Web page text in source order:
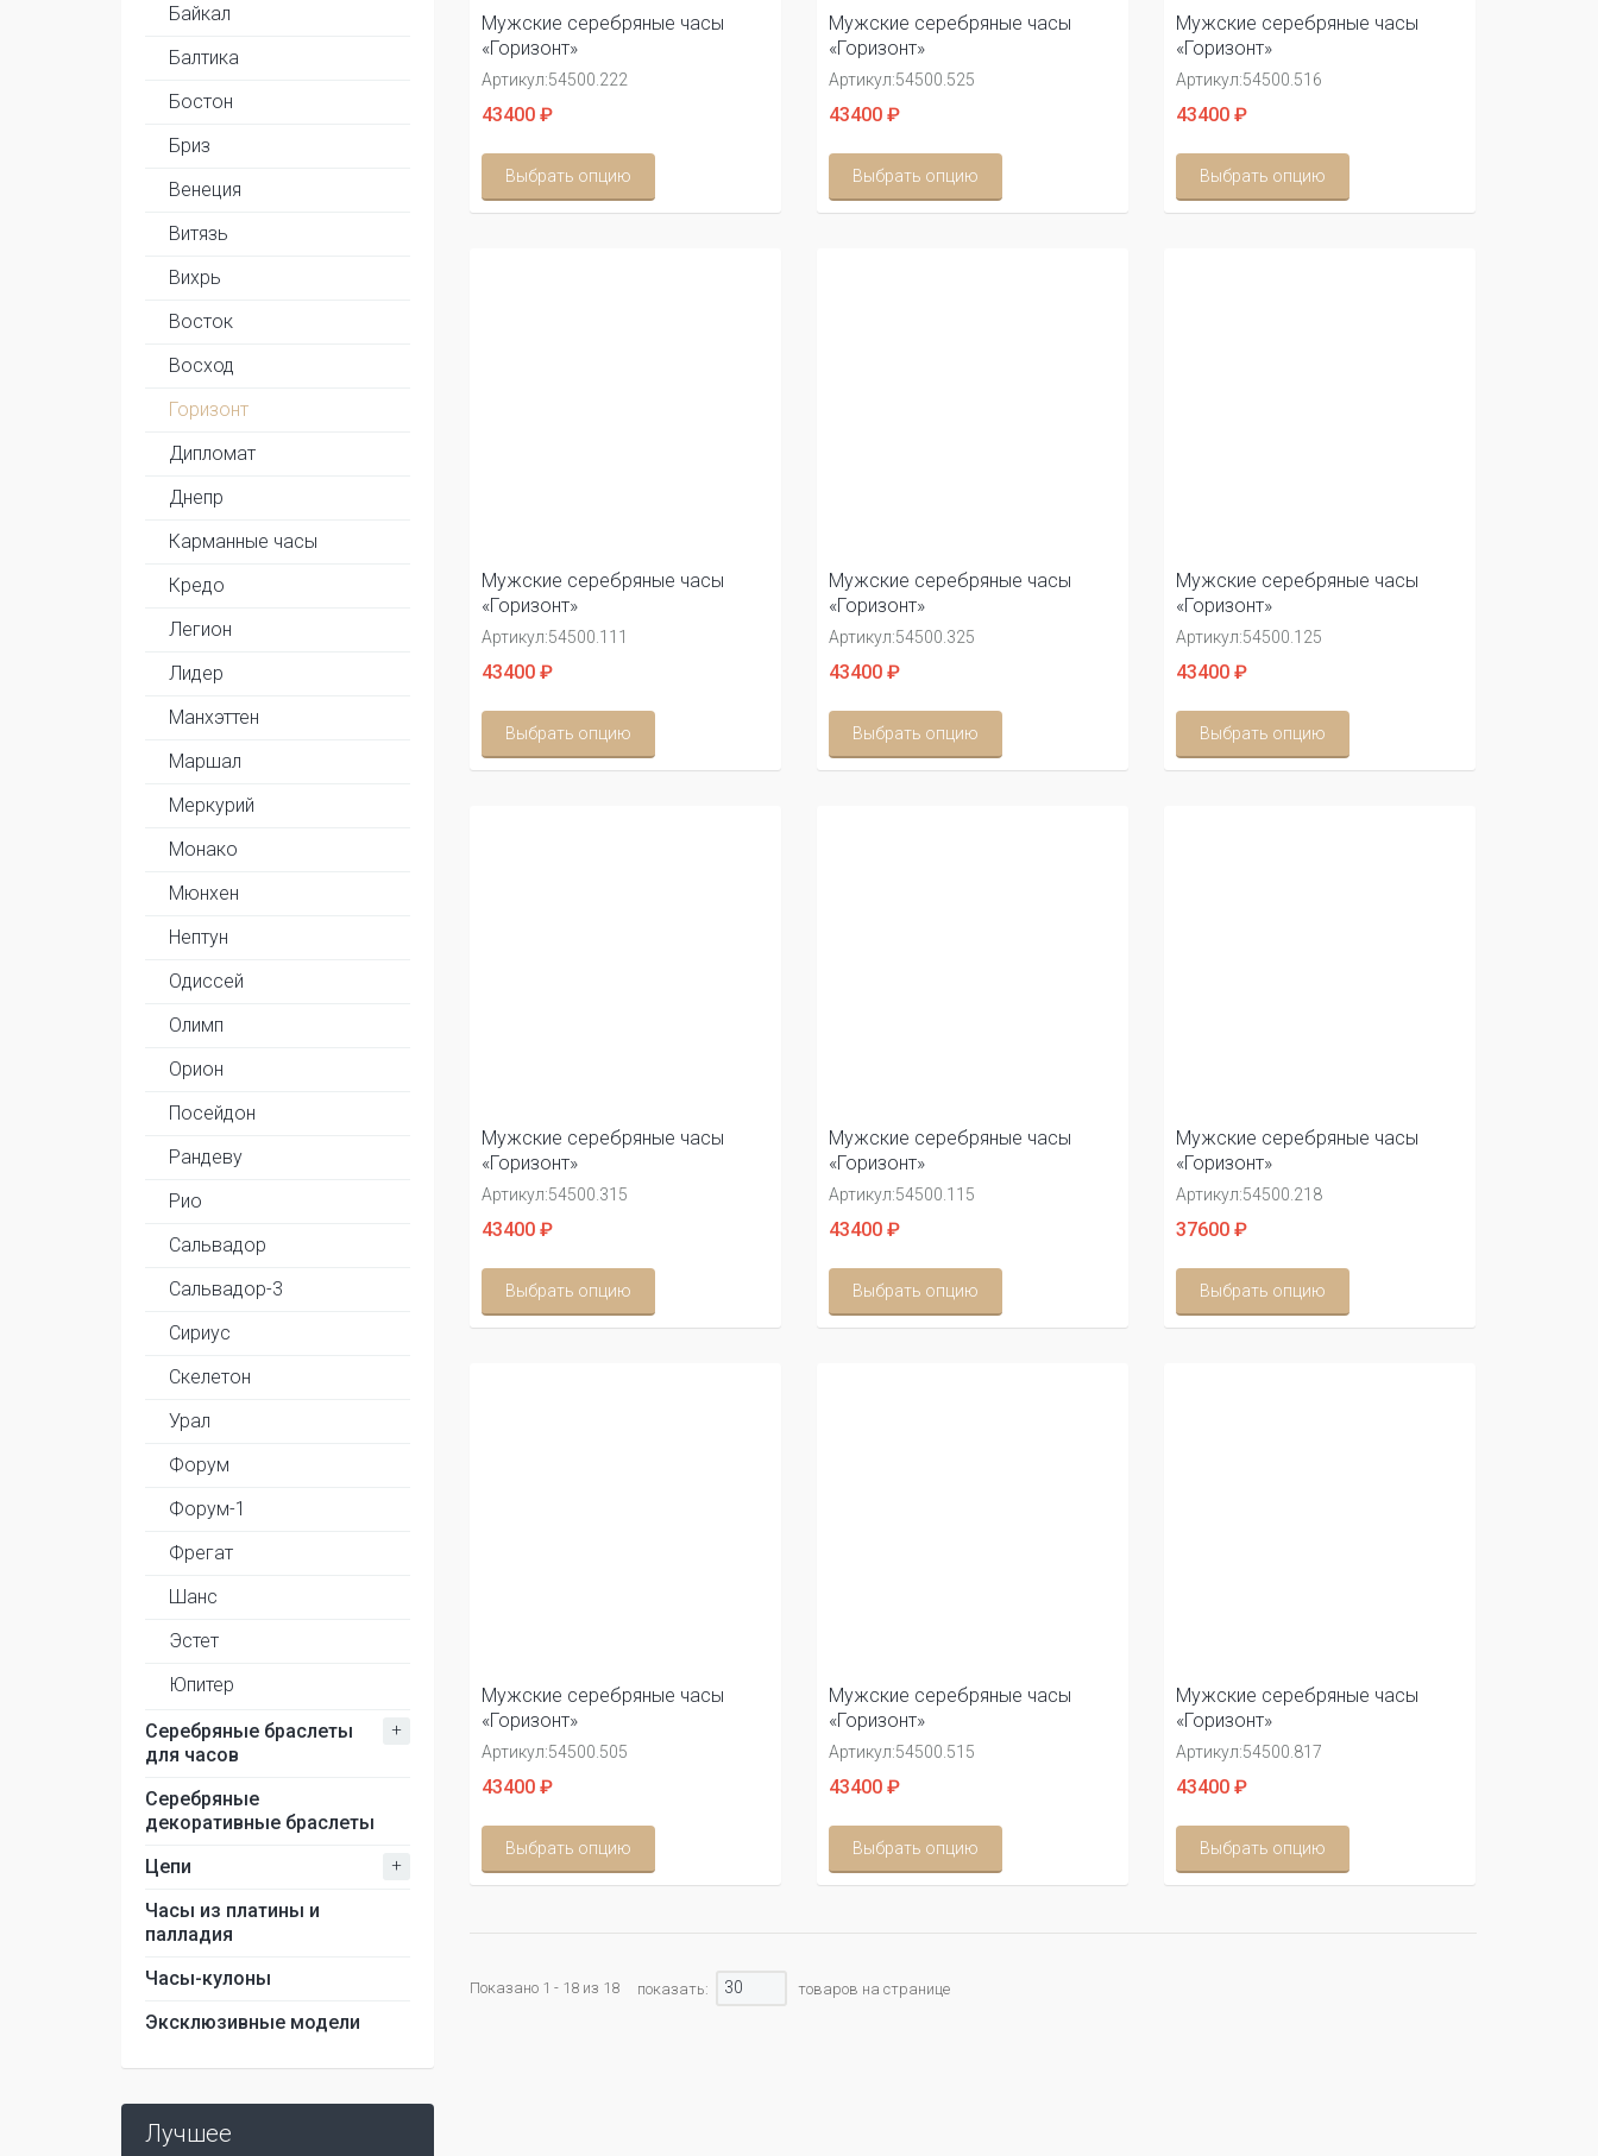
Байкал
Балтика
Бостон
Бриз
Венеция
Витязь
Вихрь
Восток
Восход
Горизонт
Дипломат
Днепр
Карманные часы
Кредо
Легион
Лидер
Манхэттен
Маршал
Меркурий
Монако
Мюнхен
Нептун
Одиссей
Олимп
Орион
Посейдон
Рандеву
Рио
Сальвадор
Сальвадор-3
Сириус
Скелетон
Урал
Форум
Форум-1
Фрегат
Шанс
Эстет
Юпитер
Серебряные браслеты
для часов
+
Серебряные
декоративные браслеты
Цепи
+
Часы из платины и
палладия
Часы-кулоны
Эксклюзивные модели
Лучшее
Мужские серебряные часы
«Горизонт»
Артикул:54500.222
43400 ₽
Выбрать опцию
Мужские серебряные часы
«Горизонт»
Артикул:54500.525
43400 ₽
Выбрать опцию
Мужские серебряные часы
«Горизонт»
Артикул:54500.516
43400 ₽
Выбрать опцию
Мужские серебряные часы
«Горизонт»
Артикул:54500.111
43400 ₽
Выбрать опцию
Мужские серебряные часы
«Горизонт»
Артикул:54500.325
43400 ₽
Выбрать опцию
Мужские серебряные часы
«Горизонт»
Артикул:54500.125
43400 ₽
Выбрать опцию
Мужские серебряные часы
«Горизонт»
Артикул:54500.315
43400 ₽
Выбрать опцию
Мужские серебряные часы
«Горизонт»
Артикул:54500.115
43400 ₽
Выбрать опцию
Мужские серебряные часы
«Горизонт»
Артикул:54500.218
37600 ₽
Выбрать опцию
Мужские серебряные часы
«Горизонт»
Артикул:54500.505
43400 ₽
Выбрать опцию
Мужские серебряные часы
«Горизонт»
Артикул:54500.515
43400 ₽
Выбрать опцию
Мужские серебряные часы
«Горизонт»
Артикул:54500.817
43400 ₽
Выбрать опцию
Показано 1 - 18 из 18 показать: 30 товаров на странице